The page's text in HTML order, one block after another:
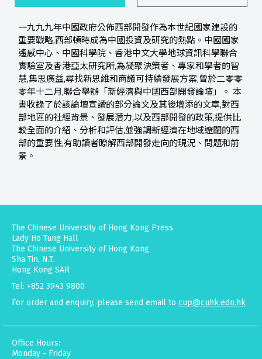
一九九九年中國政府公佈西部開發作為本世紀國家建設的
重要戰略,西部頓時成為中國投資及研究的熱點。中國國家
遙感中心、中國科學院、香港中文大學地球資訊科學聯合
實驗室及香港亞太研究所,為凝聚決策者、專家和學者的智
慧,集思廣益,尋找新思維和商議可持續發展方案,曾於二零零
零年十二月,聯合舉辦「新經濟與中國西部開發論壇」。 本
書收錄了於該論壇宣讀的部分論文及其後增添的文章,對西
部地區的社經背景、發展潛力,以及西部開發的政策,提供比
較全面的介紹、分析和評估,並強調新經濟在地域遼闊的西
部的重要性,有助讀者瞭解西部開發走向的現況、問題和前
景。
The Chinese University of Hong Kong Press
Lady Ho Tung Hall
The Chinese University of Hong Kong
Sha Tin, N.T.
Hong Kong SAR
Tel: +852 3943 9800
For order and enquiry, please send email to cup@cuhk.edu.hk
Office Hours:
Monday - Friday